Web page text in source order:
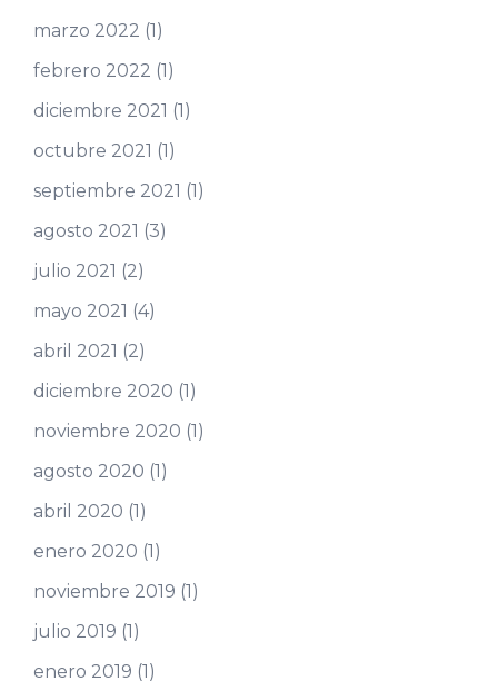
marzo 2022 (1)
febrero 2022 (1)
diciembre 2021 (1)
octubre 2021 (1)
septiembre 2021 (1)
agosto 2021 (3)
julio 2021 (2)
mayo 2021 (4)
abril 2021 (2)
diciembre 2020 (1)
noviembre 2020 (1)
agosto 2020 (1)
abril 2020 (1)
enero 2020 (1)
noviembre 2019 (1)
julio 2019 (1)
enero 2019 (1)